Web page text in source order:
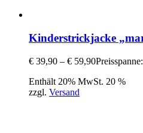
Kinderstrickjacke
€ 39,90 – € 59,90
Enthält 20% MwSt. 20 %
zzgl. Versand